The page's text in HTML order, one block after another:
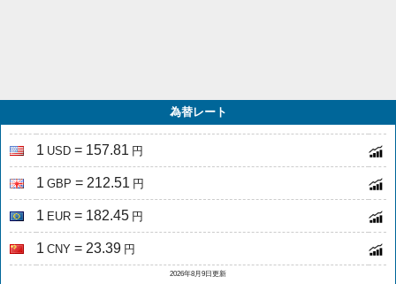
為替レート
1 USD = 157.81 円
1 GBP = 212.51 円
1 EUR = 182.45 円
1 CNY = 23.39 円
2026年8月9日更新